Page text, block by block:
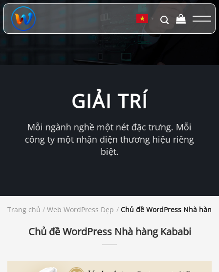
Chuyển
đến
dung
▼
GIẢI TRÍ
Mỗi ngành nghề một nét đặc trưng. Mỗi
công ty một nhận diện thương hiệu riêng
biệt.
Trang chủ / Web WordPress Đẹp / Chủ đề WordPress Nhà hàng
Chủ đề WordPress Nhà hàng Kababi